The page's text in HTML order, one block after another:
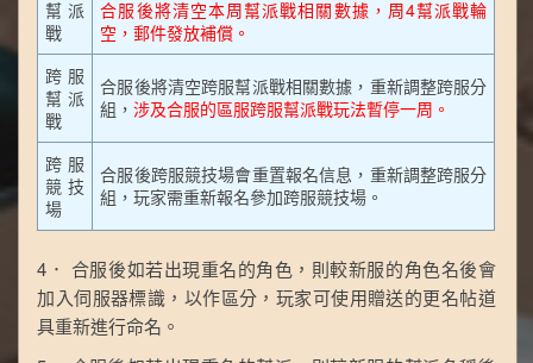
幫派
戰
合服後將清空本周幫派戰相關數據，周4幫派戰輪
空，郵件發放補償。
跨服
幫派
戰
合服後將清空跨服幫派戰相關數據，重新調整跨服分
組，涉及合服的區服跨服幫派戰玩法暫停一周。
跨服
競技
場
合服後跨服競技場會重置報名信息，重新調整跨服分
組，玩家需重新報名參加跨服競技場。
4． 合服後如若出現重名的角色，則較新服的角色名後會
加入伺服器標識，以作區分，玩家可使用贈送的更名帖道
具重新進行命名。